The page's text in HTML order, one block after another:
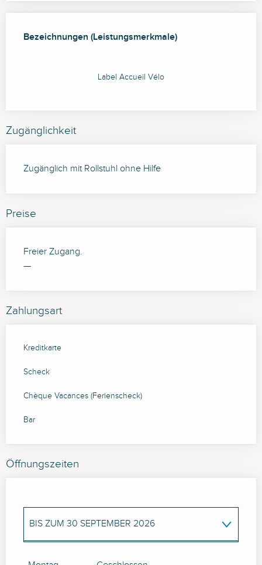
Bezeichnungen (Leistungsmerkmale)
Bezeichnungen (Leistungsmerkmale)
Label Accueil Vélo
Zugänglichkeit
Zugänglich mit Rollstuhl ohne Hilfe
Preise
Freier Zugang.
—
Zahlungsart
Kreditkarte
Scheck
Chèque Vacances (Ferienscheck)
Bar
Öffnungszeiten
2026
BIS ZUM 30 SEPTEMBER 2026